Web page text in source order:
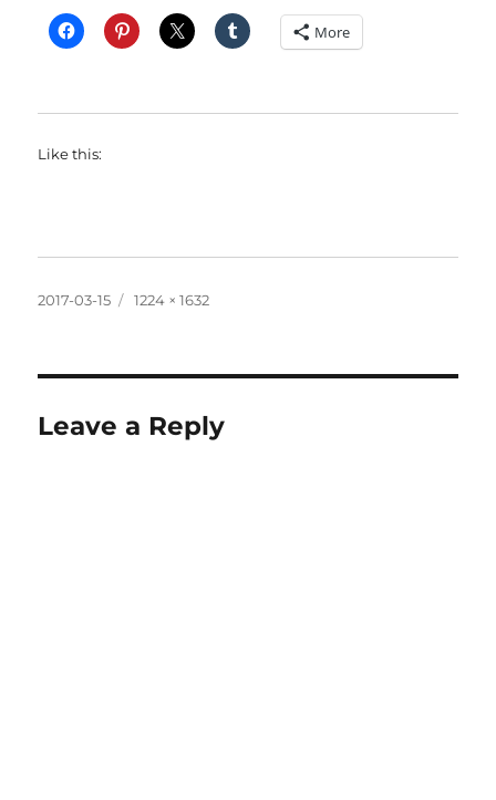
More
Like this:
Posted
2017-03-15
Full
1224 × 1632
Leave a Reply